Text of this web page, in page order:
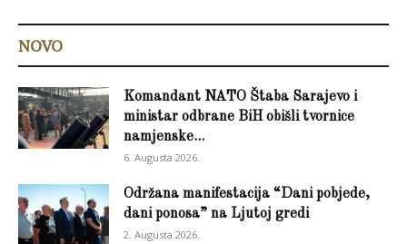
NOVO
Komandant NATO Štaba Sarajevo i
ministar odbrane BiH obišli tvornice
namjenske...
6. Augusta 2026.
Održana manifestacija “Dani pobjede,
dani ponosa” na Ljutoj gredi
2. Augusta 2026.